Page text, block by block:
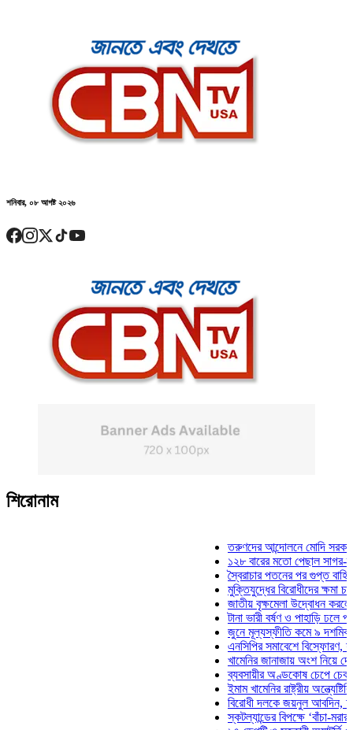
শনিবার, ০৮ আগষ্ট ২০২৬
শিরোনাম
তরুণদের আন্দোলনে মোদি সরকার
১২৮ বারের মতো পেছাল সাগর-রুনি
স্বৈরাচার পতনের পর গুপ্ত বাহিনীর
মুক্তিযুদ্ধের বিরোধীদের ক্ষমা
জাতীয় বৃক্ষমেলা উদ্বোধন করলেন
টানা ভারী বর্ষণ ও পাহাড়ি ঢলে
জুনে মূল্যস্ফীতি কমে ৯ দশমিক ১৬
এনসিপির সমাবেশে বিস্ফোরণ,
খামেনির জানাজায় অংশ নিয়ে দেশে
ব্যবসায়ীর অণ্ডকোষ চেপে চেক-
ইমাম খামেনির রাষ্ট্রীয়
বিরোধী দলকে জয়নুল আবদিন,
স্কটল্যান্ডের বিপক্ষে ‘বাঁচা-মরার